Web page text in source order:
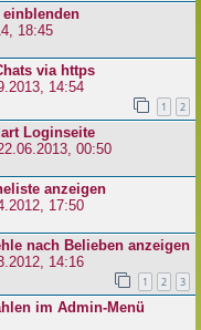
18:45
via https
14:54
1 2
Loginseite
00:50
anzeigen
17:50
nach Belieben anzeigen
14:16
1 2 3
im Admin-Menü